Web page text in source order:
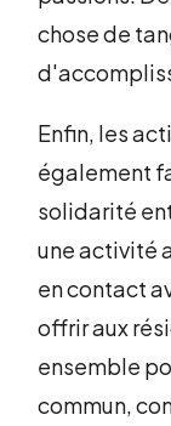
chose de
Enfin, les
également
solidarité
une activité
en contact
offrir aux
ensemble
commun,